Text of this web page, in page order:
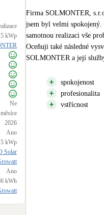
NEW
kWp
Ne
2026
Ano
kWp
Solar
Ano
kWh
Firma SOLMONTER,
jsem byl velmi spokojený.
samotnou realizaci vše
Oceňuji také následné
SOLMONTER a její
spokojenost
profesionalita
vstřícnost